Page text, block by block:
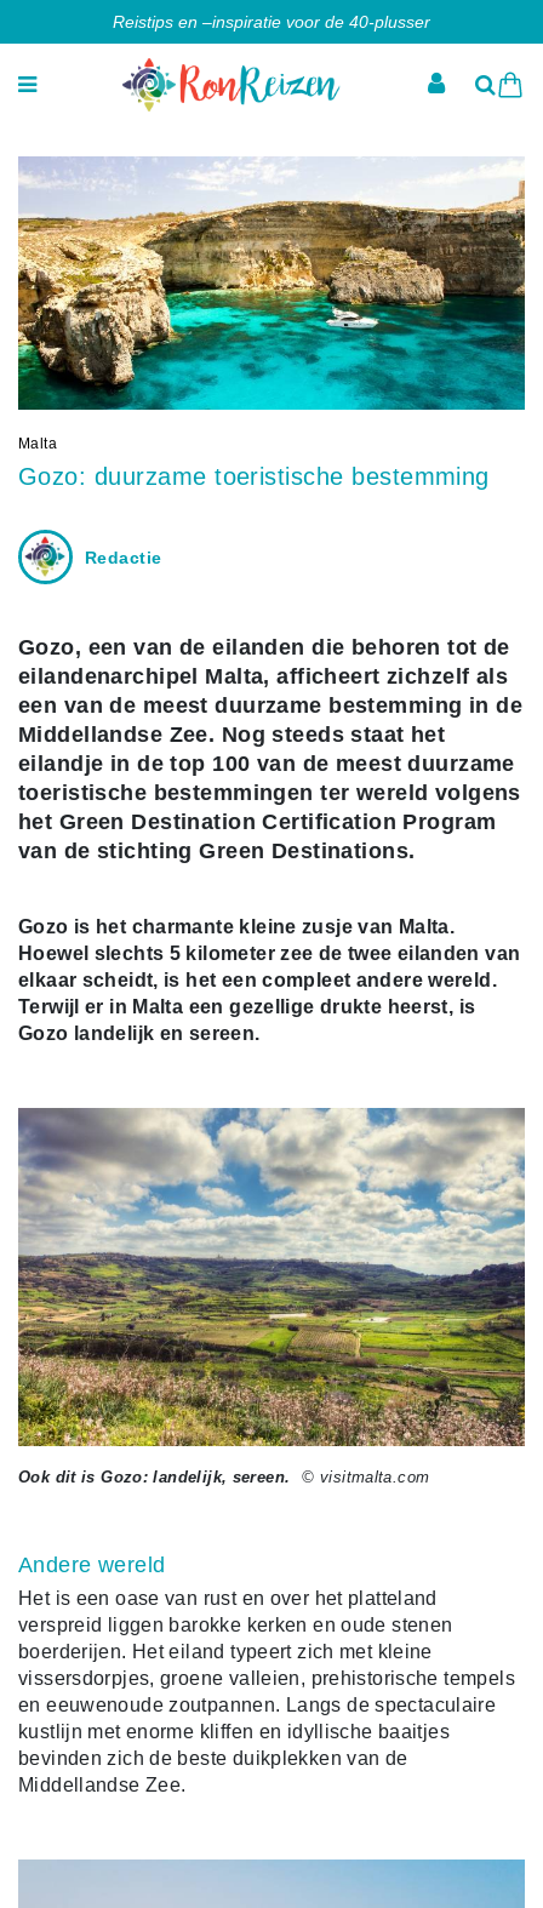
Reistips en –inspiratie voor de 40-plusser
Malta
Gozo: duurzame toeristische bestemming
Redactie
Gozo, een van de eilanden die behoren tot de
eilandenarchipel Malta, afficheert zichzelf als
een van de meest duurzame bestemming in de
Middellandse Zee. Nog steeds staat het
eilandje in de top 100 van de meest duurzame
toeristische bestemmingen ter wereld volgens
het Green Destination Certification Program
van de stichting Green Destinations.
Gozo is het charmante kleine zusje van Malta.
Hoewel slechts 5 kilometer zee de twee eilanden van
elkaar scheidt, is het een compleet andere wereld.
Terwijl er in Malta een gezellige drukte heerst, is
Gozo landelijk en sereen.
Ook dit is Gozo: landelijk, sereen. © visitmalta.com
Andere wereld
Het is een oase van rust en over het platteland
verspreid liggen barokke kerken en oude stenen
boerderijen. Het eiland typeert zich met kleine
vissersdorpjes, groene valleien, prehistorische tempels
en eeuwenoude zoutpannen. Langs de spectaculaire
kustlijn met enorme kliffen en idyllische baaitjes
bevinden zich de beste duikplekken van de
Middellandse Zee.